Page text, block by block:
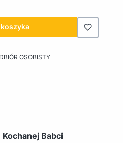
OSOBISTY
Babci